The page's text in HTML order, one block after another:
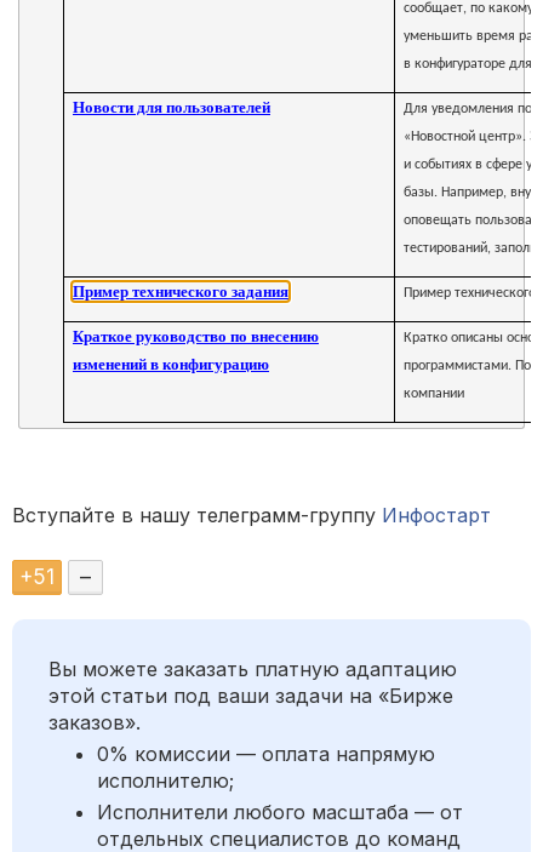
сообщает, по какому
уменьшить время
в конфигураторе для
Новости для пользователей
Для уведомления
«Новостной центр».
и событиях в сфере
базы. Например,
оповещать
тестирований,
Пример технического задания Пример
Краткое руководство по внесению
изменений в конфигурацию
Кратко описаны
программистами.
компании
Вступайте в нашу телеграмм-группу Инфостарт
+51 –
Вы можете заказать платную адаптацию
этой статьи под ваши задачи на «Бирже
заказов».
0% комиссии — оплата напрямую
исполнителю;
Исполнители любого масштаба — от
отдельных специалистов до команд